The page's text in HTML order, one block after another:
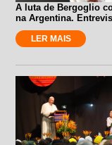
A luta de Bergoglio
na Argentina.
LER MAIS